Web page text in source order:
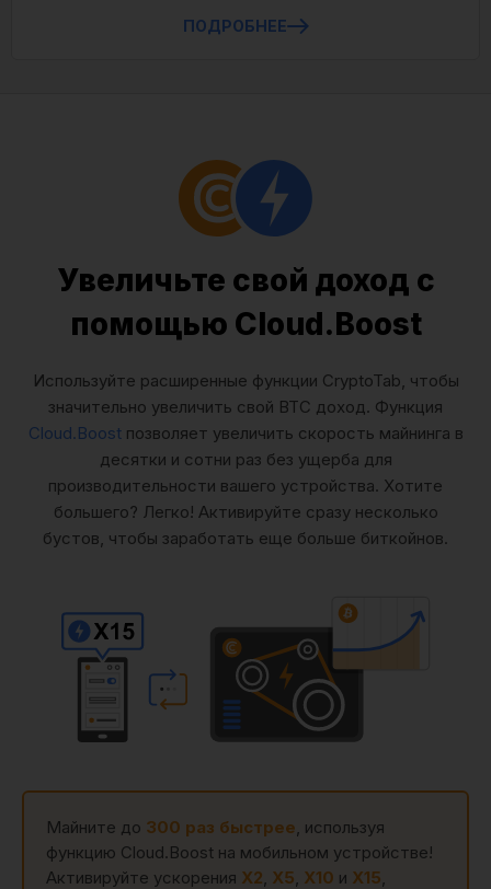
ПОДРОБНЕЕ
Увеличьте свой доход с
помощью Cloud.Boost
Используйте расширенные функции CryptoTab, чтобы
значительно увеличить свой BTC доход. Функция
Cloud.Boost позволяет увеличить скорость майнинга в
десятки и сотни раз без ущерба для
производительности вашего устройства. Хотите
большего? Легко! Активируйте сразу несколько
бустов, чтобы заработать еще больше биткойнов.
Майните до 300 раз быстрее , используя
функцию Cloud.Boost на мобильном устройстве!
Активируйте ускорения X2 X5 X10 и X15